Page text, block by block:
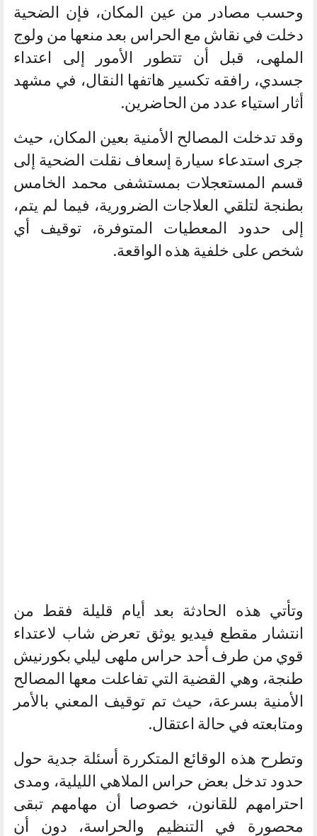
وحسب مصادر من عين المكان، فإن الضحية
دخلت في نقاش مع الحراس بعد منعها من ولوج
الملهى، قبل أن تتطور الأمور إلى اعتداء
جسدي، رافقه تكسير هاتفها النقال، في مشهد
أثار استياء عدد من الحاضرين.
وقد تدخلت المصالح الأمنية بعين المكان، حيث
جرى استدعاء سيارة إسعاف نقلت الضحية إلى
قسم المستعجلات بمستشفى محمد الخامس
بطنجة لتلقي العلاجات الضرورية، فيما لم يتم،
إلى حدود المعطيات المتوفرة، توقيف أي
شخص على خلفية هذه الواقعة.
وتأتي هذه الحادثة بعد أيام قليلة فقط من
انتشار مقطع فيديو يوثق تعرض شاب لاعتداء
قوي من طرف أحد حراس ملهى ليلي بكورنيش
طنجة، وهي القضية التي تفاعلت معها المصالح
الأمنية بسرعة، حيث تم توقيف المعني بالأمر
ومتابعته في حالة اعتقال.
وتطرح هذه الوقائع المتكررة أسئلة جدية حول
حدود تدخل بعض حراس الملاهي الليلية، ومدى
احترامهم للقانون، خصوصا أن مهامهم تبقى
محصورة في التنظيم والحراسة، دون أن